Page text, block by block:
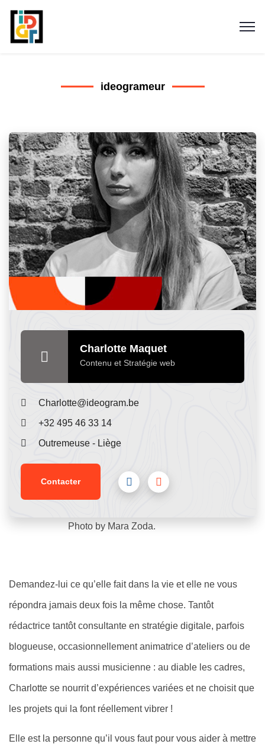
ideogrameur
Charlotte Maquet
Contenu et Stratégie web
Charlotte@ideogram.be
+32 495 46 33 14
Outremeuse - Liège
Contacter
Photo by Mara Zoda.
Demandez-lui ce qu’elle fait dans la vie et elle ne vous
répondra jamais deux fois la même chose. Tantôt
rédactrice tantôt consultante en stratégie digitale, parfois
blogueuse, occasionnellement animatrice d’ateliers ou de
formations mais aussi musicienne : au diable les cadres,
Charlotte se nourrit d’expériences variées et ne choisit que
les projets qui la font réellement vibrer !
Elle est la personne qu’il vous faut pour vous aider à mettre